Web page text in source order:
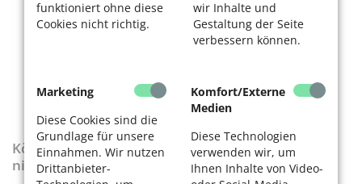
funktioniert ohne diese
Cookies nicht richtig.
wir Inhalte und
Gestaltung der Seite
verbessern können.
Marketing
Diese Cookies sind die
Grundlage für unsere
Einnahmen. Wir nutzen
Drittanbieter-
Komfort/Externe
Medien
Diese Technologien
verwenden wir, um
Ihnen Inhalte von Video-
KölnerLeben-Sonderausgabe „Wenn die Rente
nicht reicht“